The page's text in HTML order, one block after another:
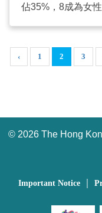
事，產生正面的影
佔35%，8成為女
各種病患和衰弱情
症、關節炎、骨質
再者，有25%受訪
組群。 其中一位
多年前患上認知障
必經階段，因為她
都是如何照顧她，
年來24小時不停
‹ 1 2 3
© 2026 The Hong
Important Notice